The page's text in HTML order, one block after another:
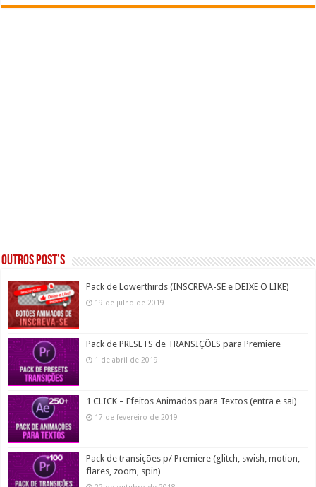
Outros post’s
Pack de Lowerthirds (INSCREVA-SE e DEIXE O LIKE)
19 de julho de 2019
Pack de PRESETS de TRANSIÇÕES para Premiere
1 de abril de 2019
1 CLICK – Efeitos Animados para Textos (entra e sai)
17 de fevereiro de 2019
Pack de transições p/ Premiere (glitch, swish, motion,
flares, zoom, spin)